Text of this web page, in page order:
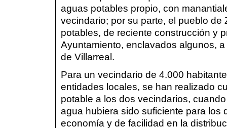
aguas potables propio, con
vecindario; por su parte, el pueblo
potables, de reciente construcción y
Ayuntamiento, enclavados algunos,
de Villarreal.
Para un vecindario de 4.000
entidades locales, se han realizado
potable a los dos vecindarios,
agua hubiera sido suficiente para
economía y de facilidad en la